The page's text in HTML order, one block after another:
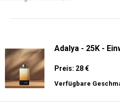
Adalya - 25K -
Preis: 28 €
Verfügbare